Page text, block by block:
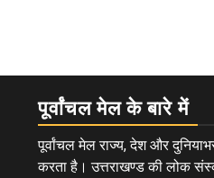
पूर्वांचल मेल के बारे में
पूर्वांचल मेल राज्य, देश और
करता है। उत्तराखण्ड की लोक